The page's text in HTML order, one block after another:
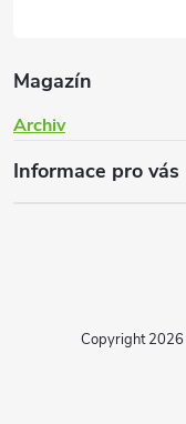
Magazín
Archiv
Informace pro vás
Copyright 2026